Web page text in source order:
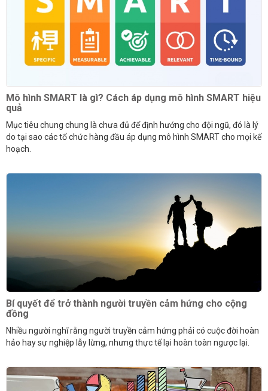
Mô hình SMART là gì? Cách áp dụng mô hình SMART hiệu
quả
Mục tiêu chung chung là chưa đủ để định hướng cho đội ngũ, đó là lý
do tại sao các tổ chức hàng đầu áp dụng mô hình SMART cho mọi kế
hoạch.
Bí quyết để trở thành người truyền cảm hứng cho cộng
đồng
Nhiều người nghĩ rằng người truyền cảm hứng phải có cuộc đời hoàn
hảo hay sự nghiệp lẫy lừng, nhưng thực tế lại hoàn toàn ngược lại.